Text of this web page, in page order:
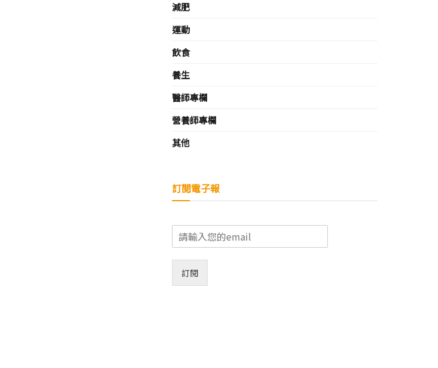
減肥
運動
飲食
養生
醫師專欄
營養師專欄
其他
訂閱電子報
E
m
*
訂閱